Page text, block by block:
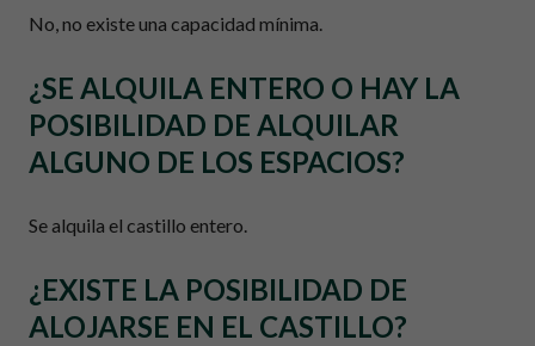
No, no existe una capacidad mínima.
¿SE ALQUILA ENTERO O HAY LA
POSIBILIDAD DE ALQUILAR
ALGUNO DE LOS ESPACIOS?
Se alquila el castillo entero.
¿EXISTE LA POSIBILIDAD DE
ALOJARSE EN EL CASTILLO?